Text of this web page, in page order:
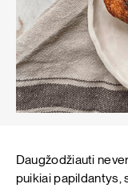
Daugžodžiauti
puikiai papildantys,